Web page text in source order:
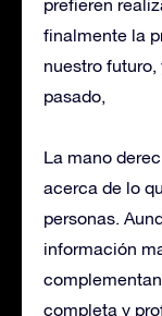
prefieren
finalmente la
nuestro
pasado,
La mano
acerca de lo
personas.
información
completa y